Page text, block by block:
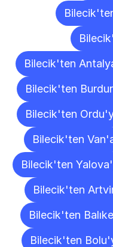
Bilecik'ten
Bilecik'ten
Bilecik'ten
Bilecik'ten
Bilecik'ten
Bilecik'ten
Bilecik'ten
Bilecik'ten